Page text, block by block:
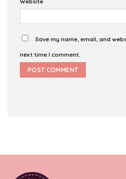
Save my name, email, and
next time I comment.